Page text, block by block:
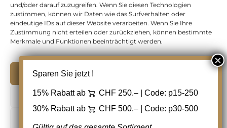
und/oder darauf zuzugreifen. Wenn Sie diesen Technologien
zustimmen, können wir Daten wie das Surfverhalten oder
eindeutige IDs auf dieser Website verarbeiten. Wenn Sie Ihre
Zustimmung nicht erteilen oder zurückziehen, können bestimmte
Merkmale und Funktionen beeinträchtigt werden.
Ablehnen
Zensurbelege Österreich
Zensurbelege Schweiz
Copyright 2012 - 2024 URAY GmbH | All Rights
Reserved |
PCI Data Security Standards |
Sparen Sie jetzt !
15% Rabatt ab CHF 250.– | Code: p15-250
30% Rabatt ab
CHF 500.– | Code: p30-500